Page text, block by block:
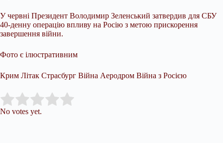
У червні Президент Володимир Зеленський затвердив для СБУ
40-денну операцію впливу на Росію з метою прискорення
завершення війни.
Фото є ілюстративним
Крим Літак Страсбург Війна Аеродром Війна з Росією
Rate this item:
No votes yet.